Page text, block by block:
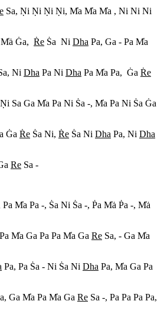
Sa, Ni Ni Ni Ni, Ma Ma Ma , Ni Ni Ni
a Ga, Re Sa Ni Dha Pa, Ga - Pa Ma
Ni Dha Pa Ni Dha Pa Ma Pa, Ga Re
i Sa Ga Ma Pa Ni Sa -, Ma Pa Ni Sa Ga
a Ga Re Sa Ni, Re Sa Ni Dha Pa, Ni Dha
Re Sa -
Pa Ma Pa -, Sa Ni Sa -, Pa Ma Pa -, Ma
Pa Ma Ga Pa Pa Ma Ga Re Sa, - Ga Ma
Pa, Pa Sa - Ni Sa Ni Dha Pa, Ma Ga Pa
Ga Ma Pa Ma Ga Re Sa -, Pa Pa Pa Pa,